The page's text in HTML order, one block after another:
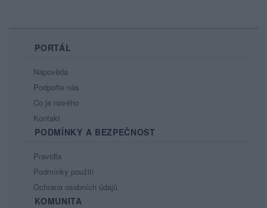
PORTÁL
Nápověda
Podpořte nás
Co je nového
Kontakt
PODMÍNKY A BEZPEČNOST
Pravidla
Podmínky použití
Ochrana osobních údajů
KOMUNITA